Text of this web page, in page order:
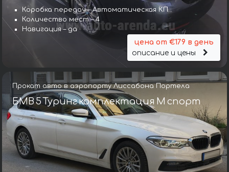
Коробка передач – Автоматическая КП
Количество мест – 4
Навигация – да
цена от €179 в день
описание и цены
Прокат авто в аэропорту Лиссабона Портела
БМВ 5 Туринг комплектация М спорт